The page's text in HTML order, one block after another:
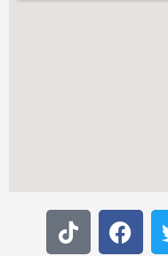
T
i
F
a